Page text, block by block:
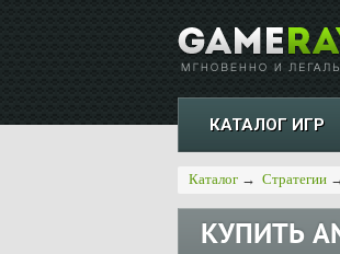
КАТАЛОГ ИГР
Каталог → Стратегии
КУПИТЬ